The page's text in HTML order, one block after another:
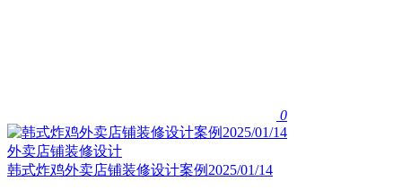
0
外卖店铺装修设计
韩式炸鸡外卖店铺装修设计案例2025/01/14